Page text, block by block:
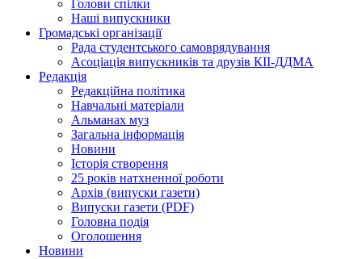
Голови спілки
Наші випускники
Громадські організації
Рада студентського самоврядування
Асоціація випускників та друзів КІІ-ДДМА
Редакція
Редакційна політика
Навчальні матеріали
Альманах муз
Загальна інформація
Новини
Історія створення
25 років натхненної роботи
Архів (випуски газети)
Випуски газети (PDF)
Головна подія
Оголошення
Новини